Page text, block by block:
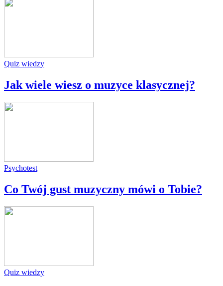
Quiz wiedzy
Jak wiele wiesz o muzyce klasycznej?
Psychotest
Co Twój gust muzyczny mówi o Tobie?
Quiz wiedzy